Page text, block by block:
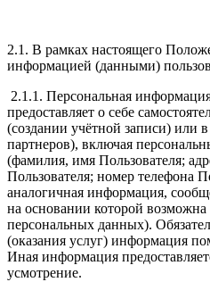
2.1. В рамках настоящего
информацией (данными)
2.1.1. Персональная
предоставляет о себе
(создании учётной записи) или
партнеров), включая
(фамилия, имя Пользователя;
Пользователя; номер телефона
аналогичная информация,
на основании которой
персональных данных).
(оказания услуг) информация
Иная информация
усмотрение.